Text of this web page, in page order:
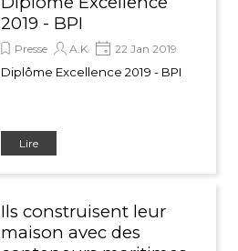
2019 - BPI
Presse A.K. 22 Jan 2019
Diplôme Excellence 2019 - BPI
Lire
Ils construisent leur
maison avec des